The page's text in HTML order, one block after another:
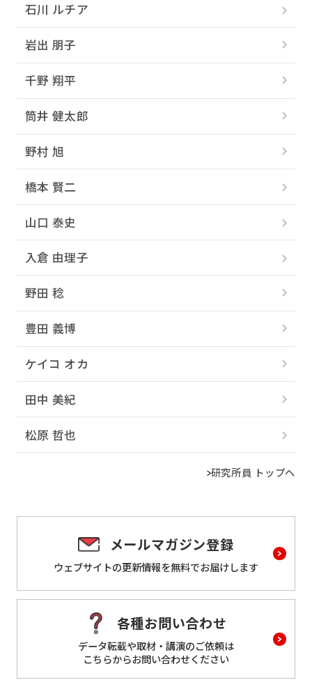
石川 ルチア
岩出 朋子
千野 翔平
筒井 健太郎
野村 旭
橋本 賢二
山口 泰史
入倉 由理子
野田 稔
豊田 義博
ケイコ オカ
田中 美紀
松原 哲也
研究所員 トップへ
メールマガジン登録
ウェブサイトの更新情報を無料でお届けします
各種お問い合わせ
データ転載や取材・講演のご依頼は
こちらからお問い合わせください